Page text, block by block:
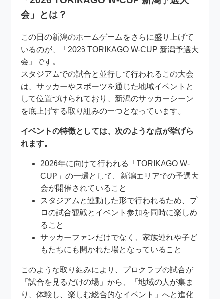
会」とは？
この日の新潟のホームゲームをさらに盛り上げて
いるのが、「2026 TORIKAGO W-CUP 新潟予選大
会」です。
スタジアムでの試合と並行して行われるこの大会
は、サッカーやスポーツを通じた地域イベントと
して位置づけられており、新潟のサッカーシーン
を底上げする取り組みの一つとなっています。
イベントの特徴としては、次のような点が挙げら
れます。
2026年に向けて行われる「TORIKAGO W-
CUP」の一環として、新潟エリアでの予選大
会が開催されていること
スタジアムと連動した形で行われるため、プ
ロの試合観戦とイベント参加を同時に楽しめ
ること
サッカーファンだけでなく、家族連れや子ど
もたちにも開かれた場となっていること
このような取り組みにより、プロクラブの試合が
「試合を見るだけの場」から、「地域の人が集ま
り、体験し、楽しむ総合的なイベント」へと進化